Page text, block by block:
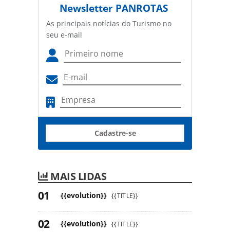
Newsletter PANROTAS
As principais notícias do Turismo no
seu e-mail
Cadastre-se
MAIS LIDAS
{{evolution}} {{TITLE}}
{{evolution}} {{TITLE}}